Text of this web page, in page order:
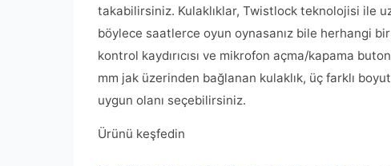
takabilirsiniz. Kulaklıklar, Twistlock teknolojisi ile
böylece saatlerce oyun oynasanız bile herhangi
kontrol kaydırıcısı ve mikrofon açma/kapama
mm jak üzerinden bağlanan kulaklık, üç farklı
uygun olanı seçebilirsiniz.
Ürünü keşfedin